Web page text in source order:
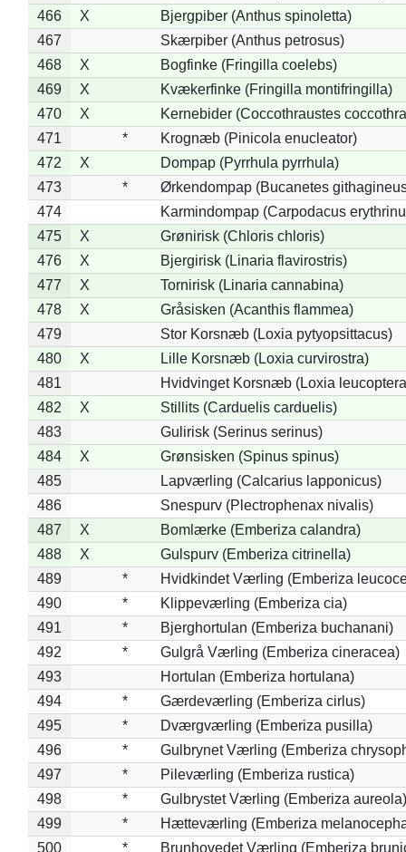
466
X
Bjergpiber (Anthus spinoletta)
467
Skærpiber (Anthus petrosus)
468
X
Bogfinke (Fringilla coelebs)
469
X
Kvækerfinke (Fringilla montifringilla)
470
X
Kernebider (Coccothraustes
471
*
Krognæb (Pinicola enucleator)
472
X
Dompap (Pyrrhula pyrrhula)
473
*
Ørkendompap (Bucanetes
474
Karmindompap (Carpodacus
475
X
Grønirisk (Chloris chloris)
476
X
Bjergirisk (Linaria flavirostris)
477
X
Tornirisk (Linaria cannabina)
478
X
Gråsisken (Acanthis flammea)
479
Stor Korsnæb (Loxia pytyopsittacus)
480
X
Lille Korsnæb (Loxia curvirostra)
481
Hvidvinget Korsnæb (Loxia
482
X
Stillits (Carduelis carduelis)
483
Gulirisk (Serinus serinus)
484
X
Grønsisken (Spinus spinus)
485
Lapværling (Calcarius lapponicus)
486
Snespurv (Plectrophenax nivalis)
487
X
Bomlærke (Emberiza calandra)
488
X
Gulspurv (Emberiza citrinella)
489
*
Hvidkindet Værling (Emberiza
490
*
Klippeværling (Emberiza cia)
491
*
Bjerghortulan (Emberiza buchanani)
492
*
Gulgrå Værling (Emberiza cineracea)
493
Hortulan (Emberiza hortulana)
494
*
Gærdeværling (Emberiza cirlus)
495
*
Dværgværling (Emberiza pusilla)
496
*
Gulbrynet Værling (Emberiza
497
*
Pileværling (Emberiza rustica)
498
*
Gulbrystet Værling (Emberiza aureola)
499
*
Hætteværling (Emberiza
500
* Brunhovedet Værling (Emberiza